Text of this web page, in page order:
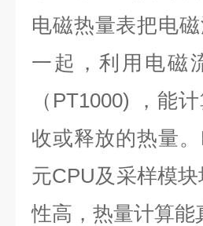
电磁热量表把电
一起，利用电磁
（ PT1000)
，能
收或释放的热量。
元CPU及采样模块
性高，热量计算